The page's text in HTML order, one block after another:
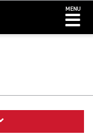
MENU